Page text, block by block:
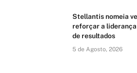
Stellantis nomeia
reforçar a
de resultados
5 de Agosto, 2026